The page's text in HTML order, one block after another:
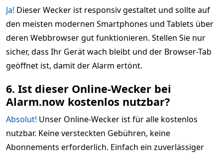
Ja! Dieser Wecker ist responsiv gestaltet und sollte auf
den meisten modernen Smartphones und Tablets über
deren Webbrowser gut funktionieren. Stellen Sie nur
sicher, dass Ihr Gerät wach bleibt und der Browser-Tab
geöffnet ist, damit der Alarm ertönt.
6. Ist dieser Online-Wecker bei
Alarm.now kostenlos nutzbar?
Absolut! Unser Online-Wecker ist für alle kostenlos
nutzbar. Keine versteckten Gebühren, keine
Abonnements erforderlich. Einfach ein zuverlässiger